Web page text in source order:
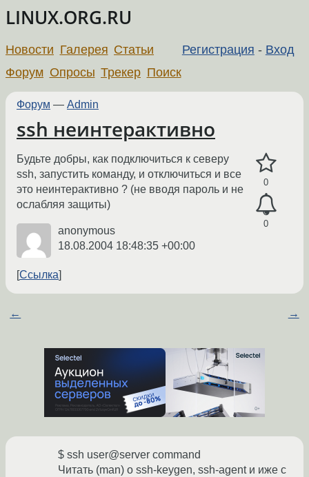
LINUX.ORG.RU
Регистрация - Вход
Новости Галерея Статьи
Форум Опросы Трекер Поиск
Форум — Admin
ssh неинтерактивно
0
0
Будьте добры, как подключиться к северу
ssh, запустить команду, и отключиться и все
это неинтерактивно ? (не вводя пароль и не
ослабляя защиты)
anonymous
18.08.2004 18:48:35 +00:00
Ссылка
← →
$ ssh user@server command
Читать (man) о ssh-keygen, ssh-agent и иже с